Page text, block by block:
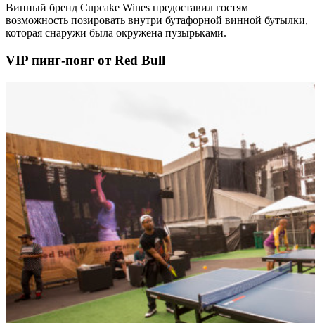
Винный бренд Cupcake Wines предоставил гостям
возможность позировать внутри бутафорной винной бутылки,
которая снаружи была окружена пузырьками.
VIP пинг-понг от Red Bull